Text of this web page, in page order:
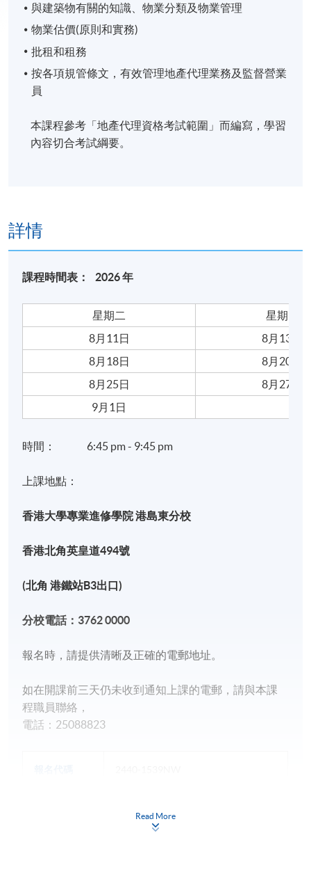
與建築物有關的知識、物業分類及物業管理
物業估價(原則和實務)
批租和租務
按各項規管條文，有效管理地產代理業務及監督營業
員
本課程參考「地產代理資格考試範圍」而編寫，學習
內容切合考試綱要。
詳情
課程時間表： 2026 年
星期二
星期四
8月11日
8月13日
8月18日
8月20日
8月25日
8月27日
9月1日
時間： 6:45 pm - 9:45 pm
上課地點：
香港大學專業進修學院 港島東分校
香港北角英皇道494號
(北角 港鐵站B3出口)
分校電話： 3762 0000
報名時，請提供清晰及正確的電郵地址。
如在開課前三天仍未收到通知上課的電郵，請與本課
程職員聯絡，
電話：25088823
Read More